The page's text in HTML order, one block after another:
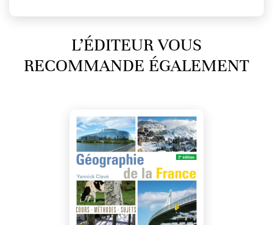
L’ÉDITEUR VOUS
RECOMMANDE ÉGALEMENT